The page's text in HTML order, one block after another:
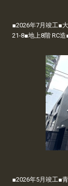
■2026年7月竣工■
21-8■地上8階 RC
■2026年5月竣工■